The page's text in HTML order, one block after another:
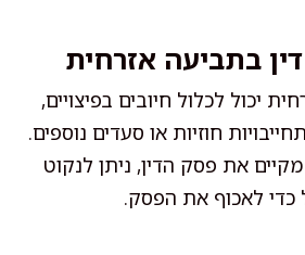
בתביעה אזרחית
יכול לכלול חיובים בפיצויים,
חוזיות או סעדים נוספים.
את פסק הדין, ניתן לנקוט
כדי לאכוף את הפסק.